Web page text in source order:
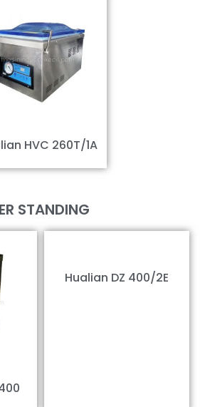
HVC 260T/1A
STANDING
Hualian DZ 400/2E